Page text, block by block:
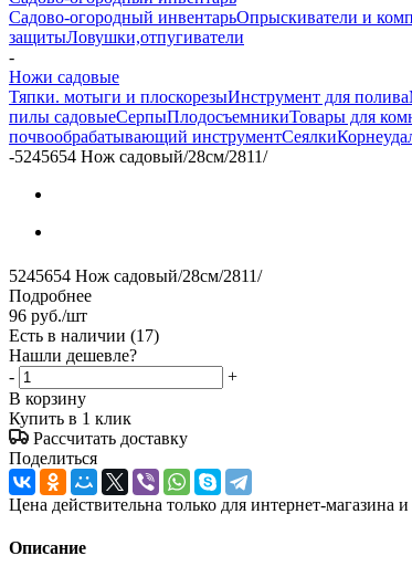
Садово-огородный инвентарьОпрыскиватели и
защитыЛовушки,отпугиватели
-
Ножи садовые
Тяпки. мотыги и плоскорезыИнструмент для полива
пилы садовыеСерпыПлодосъемникиТовары для
почвообрабатывающий инструментСеялки
-5245654 Нож садовый/28см/2811/
5245654 Нож садовый/28см/2811/
Подробнее
96 руб./шт
Есть в наличии (17)
Нашли дешевле?
-
+
В корзину
Купить в 1 клик
Рассчитать доставку
Поделиться
Цена действительна только для интернет-магазина
Описание